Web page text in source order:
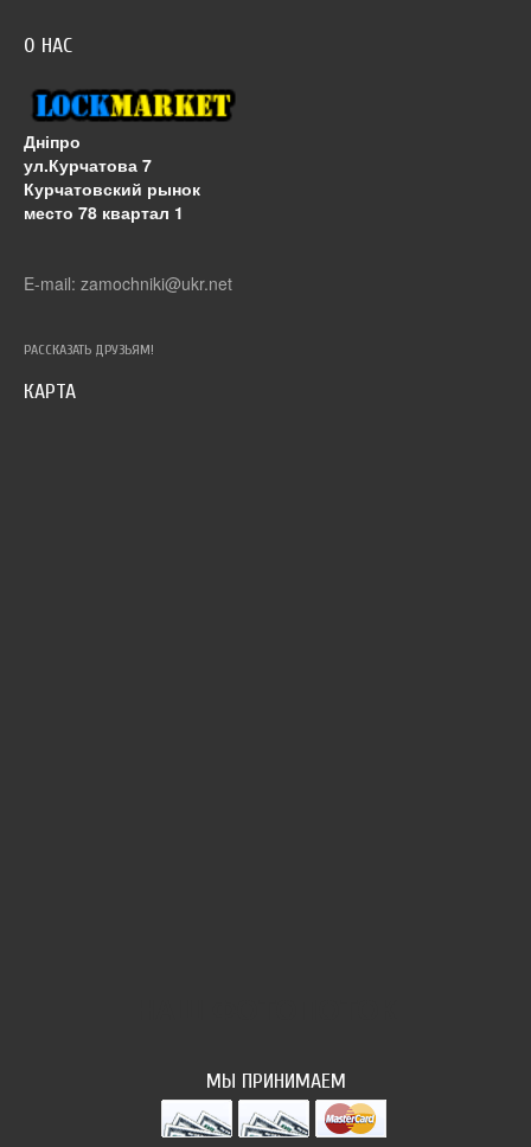
О НАС
Дніпро
ул.Курчатова 7
Курчатовский рынок
место 78 квартал 1
E-mail: zamochniki@ukr.net
РАССКАЗАТЬ ДРУЗЬЯМ!
КАРТА
МЫ ПРИНИМАЕМ